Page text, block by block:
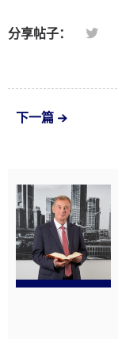
分享帖子：
下一篇